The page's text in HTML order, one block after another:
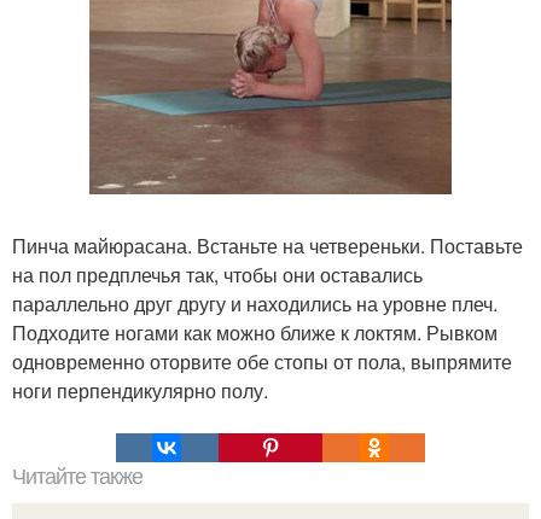
Пинча майюрасана. Встаньте на четвереньки. Поставьте
на пол предплечья так, чтобы они оставались
параллельно друг другу и находились на уровне плеч.
Подходите ногами как можно ближе к локтям. Рывком
одновременно оторвите обе стопы от пола, выпрямите
ноги перпендикулярно полу.
Читайте также